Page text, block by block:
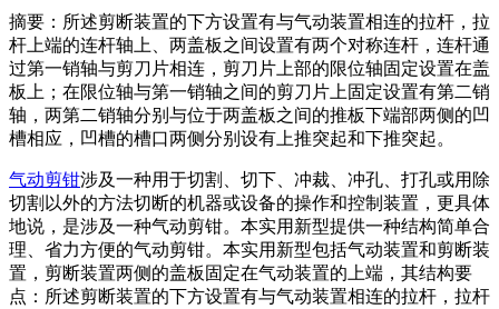
摘要：所述剪断装置的下方设置有与气动装置相连的拉杆，拉
杆上端的连杆轴上、两盖板之间设置有两个对称连杆，连杆通
过第一销轴与剪刀片相连，剪刀片上部的限位轴固定设置在盖
板上；在限位轴与第一销轴之间的剪刀片上固定设置有第二销
轴，两第二销轴分别与位于两盖板之间的推板下端部两侧的凹
槽相应，凹槽的槽口两侧分别设有上推突起和下推突起。
气动剪钳涉及一种用于切割、切下、冲裁、冲孔、打孔或用除
切割以外的方法切断的机器或设备的操作和控制装置，更具体
地说，是涉及一种气动剪钳。本实用新型提供一种结构简单合
理、省力方便的气动剪钳。本实用新型包括气动装置和剪断装
置，剪断装置两侧的盖板固定在气动装置的上端，其结构要
点：所述剪断装置的下方设置有与气动装置相连的拉杆，拉杆